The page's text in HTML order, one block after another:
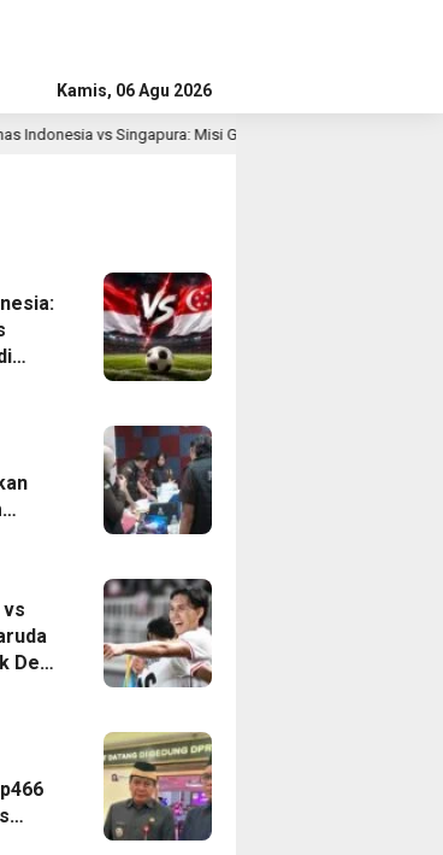
AdvertorialKamis, 06 Agu 2026
Garuda Akhiri Rekor Buruk Demi Tiket Semifinal Piala AFF
Demi
AFF